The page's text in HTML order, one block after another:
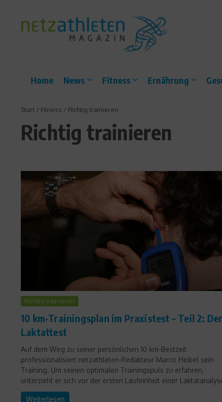
Home News Fitness Ernährung
Start / Fitness / Richtig trainieren
Richtig trainieren
Richtig trainieren
10 km-Trainingsplan im Praxistest – Teil 2: Der
Laktattest
Auf dem Weg zu seiner persönlichen 10 km-Bestzeit
professionalisiert netzathleten-Redakteur Marco Heibel sein
Training. Um seinen optimalen Trainingspuls zu erfahren,
unterzieht er sich vor der ersten Laufeinheit einer
Weiterlesen